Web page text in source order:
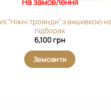
“Ніжні троянди” з вишивкою на
підборах
6,100 грн
Замовити